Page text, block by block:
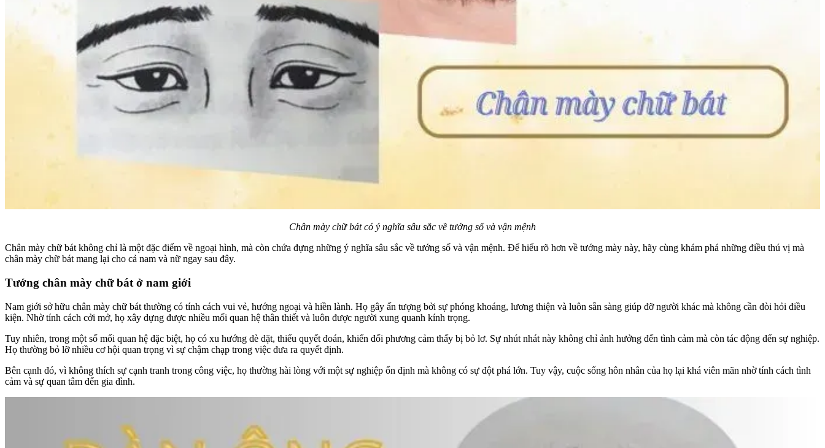
Chân mày chữ bát có ý nghĩa sâu sắc về tướng số và vận mệnh
Chân mày chữ bát không chỉ là một đặc điểm về ngoại hình, mà còn chứa đựng những ý nghĩa sâu sắc về tướng số và vận mệnh. Để hiểu rõ hơn về tướng mày này, hãy cùng khám phá những điều thú vị mà
chân mày chữ bát mang lại cho cả nam và nữ ngay sau đây.
Tướng chân mày chữ bát ở nam giới
Nam giới sở hữu chân mày chữ bát thường có tính cách vui vẻ, hướng ngoại và hiền lành. Họ gây ấn tượng bởi sự phóng khoáng, lương thiện và luôn sẵn sàng giúp đỡ người khác mà không cần đòi hỏi điều
kiện. Nhờ tính cách cởi mở, họ xây dựng được nhiều mối quan hệ thân thiết và luôn được người xung quanh kính trọng.
Tuy nhiên, trong một số mối quan hệ đặc biệt, họ có xu hướng dè dặt, thiếu quyết đoán, khiến đối phương cảm thấy bị bỏ lơ. Sự nhút nhát này không chỉ ảnh hưởng đến tình cảm mà còn tác động đến sự nghiệp.
Họ thường bỏ lỡ nhiều cơ hội quan trọng vì sự chậm chạp trong việc đưa ra quyết định.
Bên cạnh đó, vì không thích sự cạnh tranh trong công việc, họ thường hài lòng với một sự nghiệp ổn định mà không có sự đột phá lớn. Tuy vậy, cuộc sống hôn nhân của họ lại khá viên mãn nhờ tính cách tình
cảm và sự quan tâm đến gia đình.